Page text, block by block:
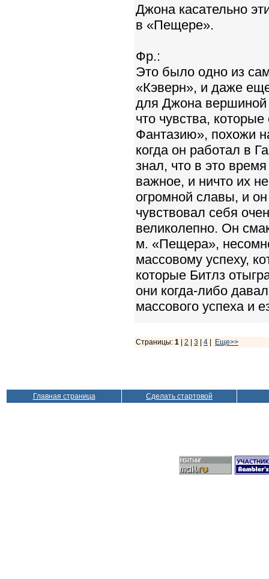
Джона касательно
в «Пещере».
Фр.:
Это было одно из
«Кэверн», и даже
для Джона вершиной
что чувства,
Фантазию», похожи
когда он работал в
знал, что в это
важное, и ничто их
огромной славы, и
чувствовал себя
великолепно. Он
м. «Пещера»,
массовому успеху,
которые Битлз
они когда-либо
массового успеха и
Страницы: 1 | 2 | 3 | 4 | Еще>>
Главная страница Сделать стартовой